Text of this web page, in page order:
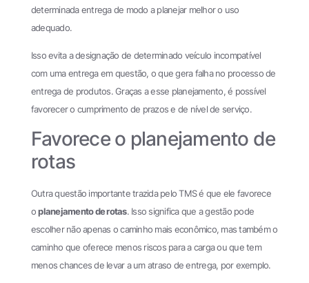
determinada entrega de modo a planejar melhor o uso
adequado.
Isso evita a designação de determinado veículo incompatível
com uma entrega em questão, o que gera falha no processo de
entrega de produtos. Graças a esse planejamento, é possível
favorecer o cumprimento de prazos e de nível de serviço.
Favorece o planejamento de
rotas
Outra questão importante trazida pelo TMS é que ele favorece
oplanejamento de rotas. Isso significa que a gestão pode
escolher não apenas o caminho mais econômico, mas também o
caminho que oferece menos riscos para a carga ou que tem
menos chances de levar a um atraso de entrega, por exemplo.